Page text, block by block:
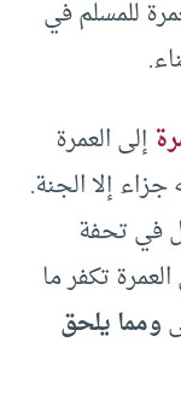
للمسلم في
إلى العمرة
إلا الجنة.
في تحفة
تكفر ما
ومما يلحق